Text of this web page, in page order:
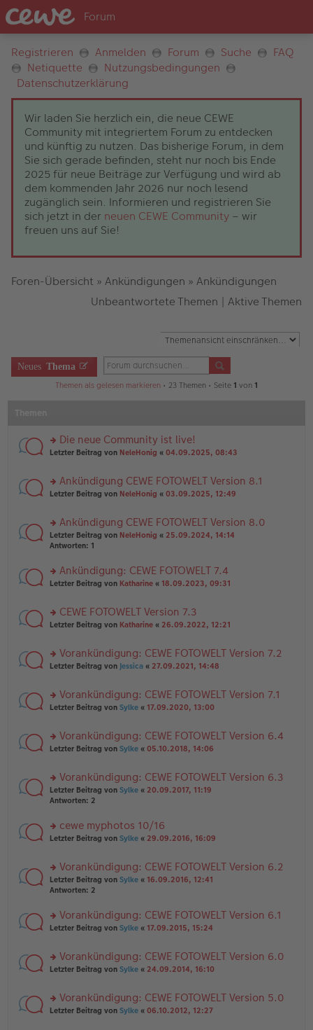
Registrieren Anmelden Forum Suche
FAQ
Netiquette
Nutzungsbedingungen
Datenschutzerklärung
Wir laden Sie herzlich ein, die neue CEWE
Community mit integriertem Forum zu entdecken
und künftig zu nutzen. Das bisherige Forum, in dem
Sie sich gerade befinden, steht nur noch bis Ende
2025 für neue Beiträge zur Verfügung und wird ab
dem kommenden Jahr 2026 nur noch lesend
zugänglich sein. Informieren und registrieren Sie
sich jetzt in der neuen CEWE Community – wir
freuen uns auf Sie!
Foren-Übersicht » Ankündigungen » Ankündigungen
Unbeantwortete Themen | Aktive Themen
Neues Thema
Themen als gelesen markieren • 23 Themen • Seite 1 von 1
rs
u
n
es
e
n
B
ei
tr
g
Die neue Community ist live!
Letzter Beitrag von NeleHonig « 04.09.2025, 08:43
rs
u
n
g
es
e
n
B
ei
tr
g
Ankündigung CEWE FOTOWELT Version 8.1
Letzter Beitrag von NeleHonig « 03.09.2025, 12:49
rs
te
n
g
es
e
n
B
ei
tr
g
Ankündigung CEWE FOTOWELT Version 8.0
Letzter Beitrag von NeleHonig « 25.09.2024, 14:14
Antworten: 1
rs
u
n
es
e
B
ei
g
Ankündigung: CEWE FOTOWELT 7.4
Letzter Beitrag von Katharine « 18.09.2023, 09:31
rs
u
n
es
e
B
ei
g
CEWE FOTOWELT Version 7.3
Letzter Beitrag von Katharine « 26.09.2022, 12:21
rs
u
n
es
e
B
ei
tr
g
Vorankündigung: CEWE FOTOWELT Version 7.2
Letzter Beitrag von Jessica « 27.09.2021, 14:48
rs
u
n
es
e
n
B
ei
tr
g
Vorankündigung: CEWE FOTOWELT Version 7.1
Letzter Beitrag von Sylke « 17.09.2020, 13:00
rs
u
n
g
es
e
n
B
ei
tr
a
Vorankündigung: CEWE FOTOWELT Version 6.4
Letzter Beitrag von Sylke « 05.10.2018, 14:06
rs
te
n
g
es
e
n
er
ei
tr
Vorankündigung: CEWE FOTOWELT Version 6.3
Letzter Beitrag von Sylke « 20.09.2017, 11:19
Antworten: 2
rs
u
n
g
es
e
n
B
ei
tr
g
cewe myphotos 10/16
Letzter Beitrag von Sylke « 29.09.2016, 16:09
rs
te
n
g
es
e
n
B
ei
tr
Vorankündigung: CEWE FOTOWELT Version 6.2
Letzter Beitrag von Sylke « 16.09.2016, 12:41
Antworten: 2
rs
u
n
es
e
Vorankündigung: CEWE FOTOWELT Version 6.1
Letzter Beitrag von Sylke « 17.09.2015, 15:24
rs
u
n
Vorankündigung: CEWE FOTOWELT Version 6.0
Letzter Beitrag von Sylke « 24.09.2014, 16:10
rs
Vorankündigung: CEWE FOTOWELT Version 5.0
Letzter Beitrag von Sylke « 06.10.2012, 12:27